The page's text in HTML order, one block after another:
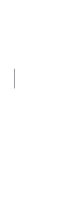
gamintojui CASTEL